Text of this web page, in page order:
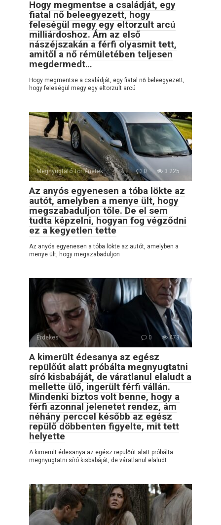
Hogy megmentse a családját, egy
fiatal nő beleegyezett, hogy
feleségül megy egy eltorzult arcú
milliárdoshoz. Ám az első
nászéjszakán a férfi olyasmit tett,
amitől a nő rémületében teljesen
megdermedt…
Hogy megmentse a családját, egy fiatal nő beleegyezett,
hogy feleségül megy egy eltorzult arcú
Megnyugtató Történetek 0 3 225
Az anyós egyenesen a tóba lökte az
autót, amelyben a menye ült, hogy
megszabaduljon tőle. De el sem
tudta képzelni, hogyan fog végződni
ez a kegyetlen tette
Az anyós egyenesen a tóba lökte az autót, amelyben a
menye ült, hogy megszabaduljon
Érdekes 0 473
A kimerült édesanya az egész
repülőút alatt próbálta megnyugtatni
síró kisbabáját, de váratlanul elaludt a
mellette ülő, ingerült férfi vállán.
Mindenki biztos volt benne, hogy a
férfi azonnal jelenetet rendez, ám
néhány perccel később az egész
repülő döbbenten figyelte, mit tett
helyette
A kimerült édesanya az egész repülőút alatt próbálta
megnyugtatni síró kisbabáját, de váratlanul elaludt